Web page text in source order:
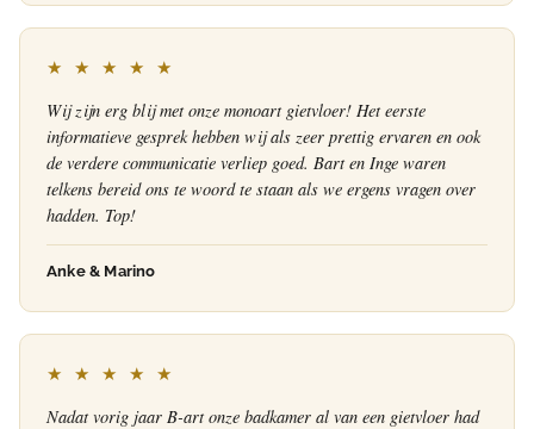
★ ★ ★ ★ ★
Wij zijn erg blij met onze monoart gietvloer! Het eerste
informatieve gesprek hebben wij als zeer prettig ervaren en ook
de verdere communicatie verliep goed. Bart en Inge waren
telkens bereid ons te woord te staan als we ergens vragen over
hadden. Top!
Anke & Marino
★ ★ ★ ★ ★
Nadat vorig jaar B-art onze badkamer al van een gietvloer had